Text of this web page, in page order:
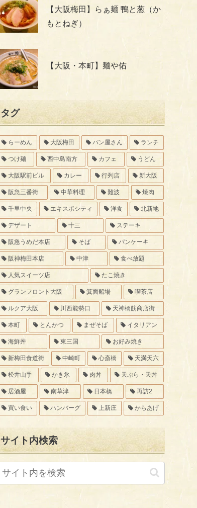
【大阪梅田】らぁ麺 鴨と葱（か
もとねぎ）
【大阪・本町】麺や佑
タグ
らーめん 大阪梅田 パン屋さん ランチ
つけ麺 西中島南方 カフェ うどん
大阪駅前ビル カレー 行列店 新大阪
阪急三番街 中華料理 難波 焼肉
千里中央 エキスポシティ 洋食 北新地
デザート 十三 ステーキ
阪急うめだ本店 そば パンケーキ
阪神梅田本店 中津 食べ放題
人気スイーツ店 たこ焼き
グランフロント大阪 箕面船場 喫茶店
ルクア大阪 川西能勢口 天神橋筋商店街
本町 とんかつ まぜそば イタリアン
海鮮丼 東三国 お好み焼き
新梅田食道街 中崎町 心斎橋 天満天六
松井山手 かき氷 肉丼 天ぷら・天丼
居酒屋 南草津 日本橋 再訪2
買い食い ハンバーグ 上新庄 からあげ
サイト内検索